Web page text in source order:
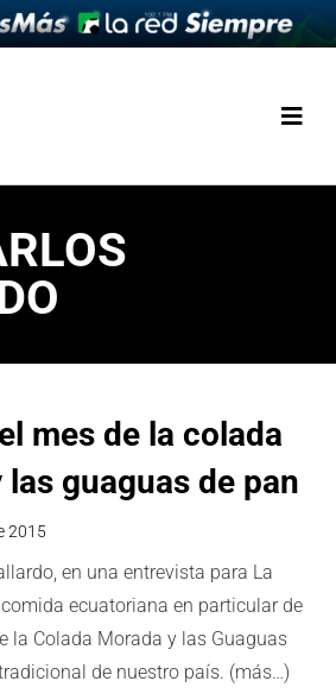
mes de la colada
las guaguas de pan
2015
en una entrevista para La
ecuatoriana en particular de
la Colada Morada y las Guaguas
de nuestro país. (más…)